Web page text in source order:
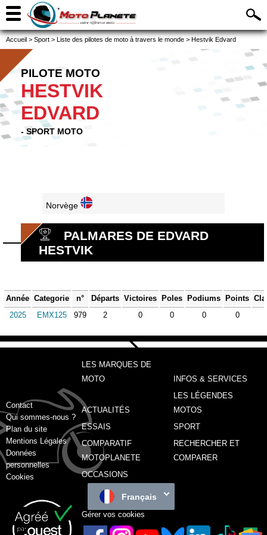
Accueil > Sport > Liste des pilotes de moto à travers le monde > Hestvik Edvard
PILOTE MOTO
HESTVIK
EDVARD
- SPORT MOTO
Norvège
PALMARES DE EDVARD
HESTVIK
Année Categorie n° Départs Victoires Poles Podiums Points
2025
EMX125 979 2 0 0 0 0
Contact
Qui sommes-nous ?
Plan du site
Mentions Légales
Données
personnelles
Cookies
LES MARQUES DE
MOTO
INFOS & SERVICES
ACTUALITÉS
LES LÉGENDES
MOTOS
ESSAIS
SPORT
COMPARATIF
MOTOPLANETE
RECHERCHER ET
COMPARER
OCCASIONS
Français
Gérer vos cookies